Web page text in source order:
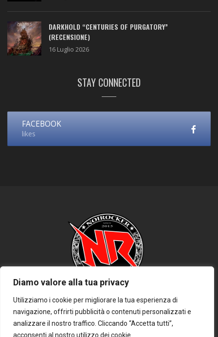
Diamo valore alla tua privacy
Utilizziamo i cookie per migliorare la tua esperienza di
navigazione, offrirti pubblicità o contenuti personalizzati e
analizzare il nostro traffico. Cliccando “Accetta tutti”,
acconsenti al nostro utilizzo dei cookie.
DARKHOLD “CENTURIES OF PURGATORY”
(RECENSIONE)
16 Luglio 2026
STAY CONNECTED
FACEBOOK
likes
HOME PRIVACY POLICY COOKIE POLICY DISCLAIMER
CONTATTACI